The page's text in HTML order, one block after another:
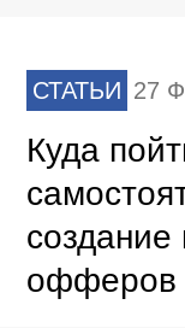
СТАТЬИ 27
Куда
офферов